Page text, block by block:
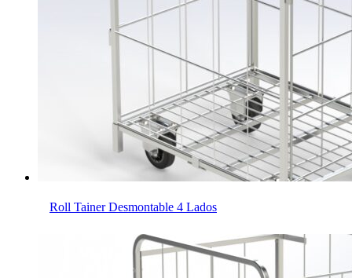
Roll Tainer Desmontable 4 Lados